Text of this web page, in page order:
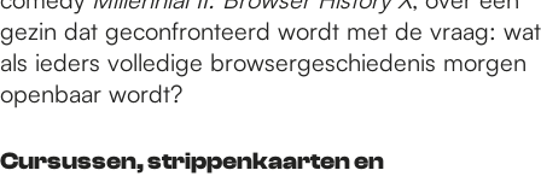
gezin dat geconfronteerd wordt met de vraag: wat
als ieders volledige browsergeschiedenis morgen
openbaar wordt?
Cursussen, strippenkaarten en